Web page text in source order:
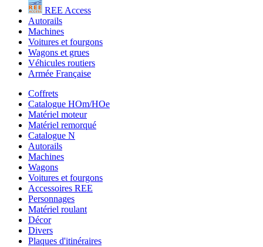
REE Access
Autorails
Machines
Voitures et fourgons
Wagons et grues
Véhicules routiers
Armée Française
Coffrets
Catalogue HOm/HOe
Matériel moteur
Matériel remorqué
Catalogue N
Autorails
Machines
Wagons
Voitures et fourgons
Accessoires REE
Personnages
Matériel roulant
Décor
Divers
Plaques d'itinéraires